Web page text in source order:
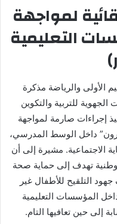
لمواجهة
التعليمية
الأولى والرياضة مذكرة
للتربية والتكوين
إجراءات صارمة لمواجهة
داخل الوسط المدرسي،
الاجتماعية. مشيرة إلى أن
وطنية تهدف إلى حماية صحة
التلقيح للأطفال غير
المؤسسات التعليمية
إلى حين تعافيها التام.